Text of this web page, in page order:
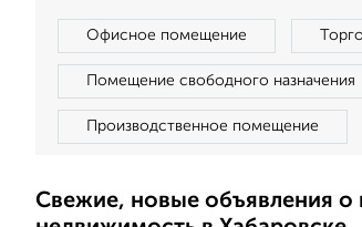
Офисное помещение
Помещение свободного назначения
Производственное помещение
Свежие, новые объявления